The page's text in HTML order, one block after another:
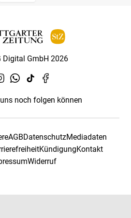
Digital GmbH 2026
noch folgen können
AGBDatenschutzMediadaten
KündigungKontakt
Widerruf